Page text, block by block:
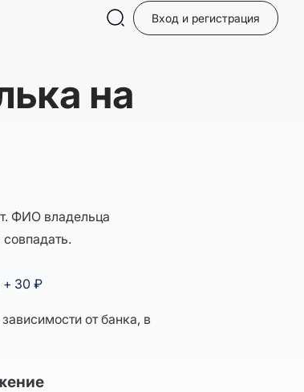
Вход и регистрация
на
ФИО владельца
+ 30 ₽
от банка, в